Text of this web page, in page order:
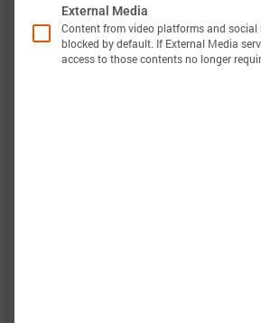
电池数据包含原始测量数据和仿
都会计算电压、温度、功率和能
得可以轻松评估和分析巴特莫电
External Media
Content from video platforms and
blocked by default. If External Media
access to those contents no longer